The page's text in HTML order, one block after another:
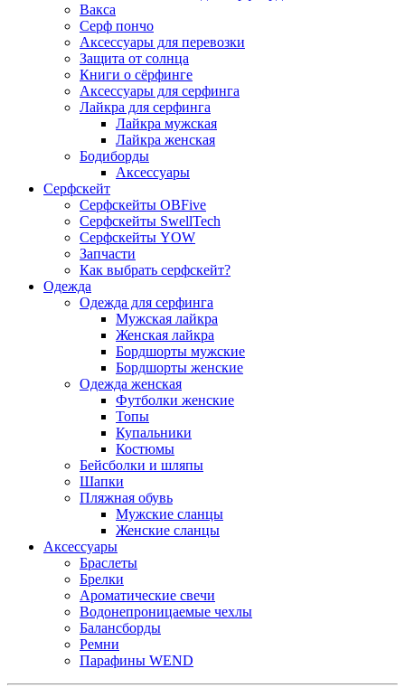
Вакса
Серф пончо
Аксессуары для перевозки
Защита от солнца
Книги о сёрфинге
Аксессуары для серфинга
Лайкра для серфинга
Лайкра мужская
Лайкра женская
Бодиборды
Аксессуары
Серфскейт
Серфскейты OBFive
Серфскейты SwellTech
Серфскейты YOW
Запчасти
Как выбрать серфскейт?
Одежда
Одежда для серфинга
Мужская лайкра
Женская лайкра
Бордшорты мужские
Бордшорты женские
Одежда женская
Футболки женские
Топы
Купальники
Костюмы
Бейсболки и шляпы
Шапки
Пляжная обувь
Мужские сланцы
Женские сланцы
Аксессуары
Браслеты
Брелки
Ароматические свечи
Водонепроницаемые чехлы
Балансборды
Ремни
Парафины WEND